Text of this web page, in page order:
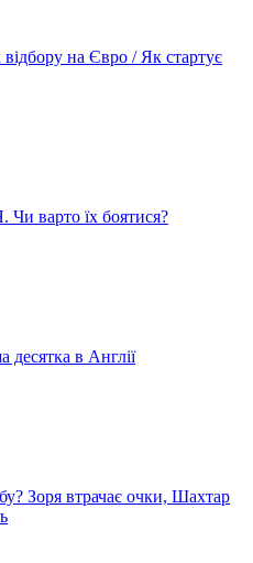
на Євро / Як стартує
варто їх боятися?
десятка в Англії
Зоря втрачає очки, Шахтар